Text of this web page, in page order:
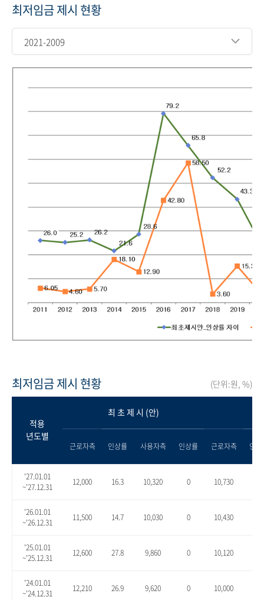
최저임금 제시 현황
2021-2009
최저임금 제시 현황 (단위:원, %)
적용
년도별
최 초 제 시 (안)
근로자측 인상률 사용자측 인상률 근로자측 인
'27.01.01
~'27.12.31
12,000 16.3 10,320 0 10,730
'26.01.01
~'26.12.31
11,500 14.7 10,030 0 10,430
'25.01.01
~'25.12.31
12,600 27.8 9,860 0 10,120
'24.01.01
~'24.12.31
12,210 26.9 9,620 0 10,000